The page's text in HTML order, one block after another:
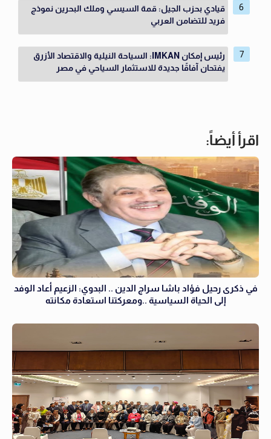
قيادي بحزب الجيل: قمة السيسي وملك البحرين نموذج
فريد للتضامن العربي
رئيس إمكان IMKAN: السياحة النيلية والاقتصاد الأزرق
يفتحان آفاقًا جديدة للاستثمار السياحي في مصر
اقرأ أيضاً:
في ذكرى رحيل فؤاد باشا سراج الدين .. البدوي: الزعيم أعاد الوفد
إلى الحياة السياسية ..ومعركتنا استعادة مكانته